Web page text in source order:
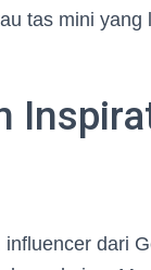
tas mini
dari